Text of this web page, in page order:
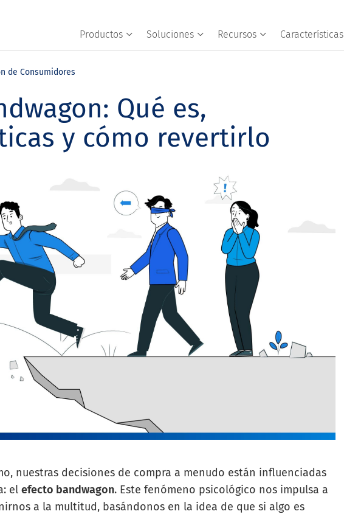
Productos Soluciones Recursos Características
de Consumidores
Qué es,
y cómo revertirlo
nuestras decisiones de compra a menudo están influenciadas
el efecto bandwagon. Este fenómeno psicológico nos impulsa a
a la multitud, basándonos en la idea de que si algo es